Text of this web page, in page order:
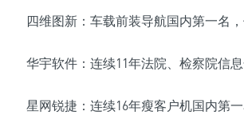
四维图新：车载前装导航国内第一名
华宇软件：连续11年法院、检察院信
星网锐捷：连续16年瘦客户机国内第